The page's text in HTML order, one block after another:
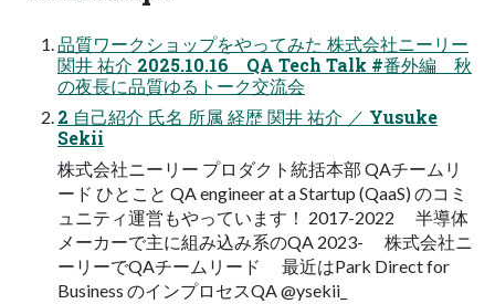
品質ワークショップをやってみた 株式会社ニーリー
関井 祐介 2025.10.16 QA Tech Talk #番外編 秋
の夜長に品質ゆるトーク交流会
2 自己紹介 氏名 所属 経歴 関井 祐介 ／ Yusuke
Sekii
株式会社ニーリー プロダクト統括本部 QAチームリ
ード ひとこと QA engineer at a Startup (QaaS) のコミ
ュニティ運営もやっています！ 2017-2022 半導体
メーカーで主に組み込み系のQA 2023- 株式会社ニ
ーリーでQAチームリード 最近はPark Direct for
Business のインプロセスQA @ysekii_